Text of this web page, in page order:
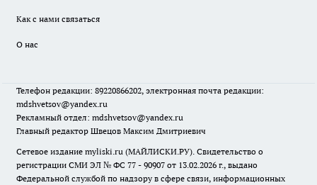
Как с нами связаться
О нас
Телефон редакции: 89220866202, электронная почта редакции:
mdshvetsov@yandex.ru
Рекламный отдел: mdshvetsov@yandex.ru
Главный редактор Швецов Максим Дмитриевич
Сетевое издание myliski.ru (МАЙЛИСКИ.РУ). Свидетельство о
регистрации СМИ ЭЛ № ФС 77 - 90907 от 13.02.2026 г., выдано
Федеральной службой по надзору в сфере связи, информационных